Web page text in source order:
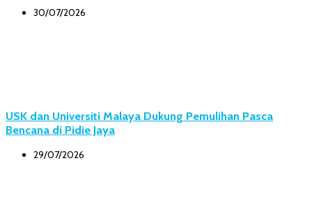
30/07/2026
USK dan Universiti Malaya Dukung Pemulihan Pasca
Bencana di Pidie Jaya
29/07/2026